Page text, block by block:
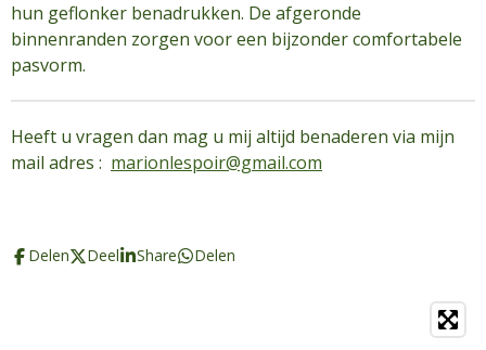
hun geflonker benadrukken. De afgeronde
binnenranden zorgen voor een bijzonder comfortabele
pasvorm.
Heeft u vragen dan mag u mij altijd benaderen via mijn
mail adres : marionlespoir@gmail.com
Delen Deel Share Delen